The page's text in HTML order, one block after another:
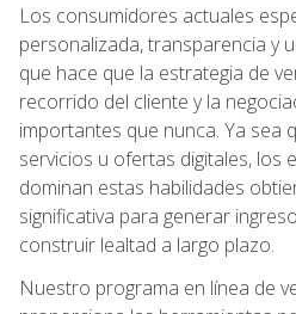
Los consumidores actuales
personalizada, transparencia y
que hace que la estrategia de
recorrido del cliente y la
importantes que nunca. Ya sea
servicios u ofertas digitales, los
dominan estas habilidades
significativa para generar
construir lealtad a largo plazo.
Nuestro programa en línea de